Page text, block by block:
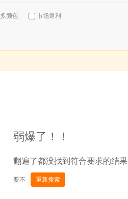
多颜色 市场返利
弱爆了！！
翻遍了都没找到符合要求的结果
要不 重新搜索